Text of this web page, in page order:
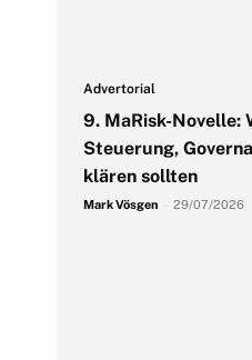
Advertorial
9. MaRisk-Novelle:
Steuerung,
klären sollten
Mark Vösgen 29/07/2026